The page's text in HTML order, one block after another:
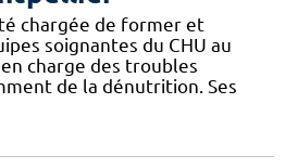
chargée de former et
soignantes du CHU au
charge des troubles
de la dénutrition. Ses